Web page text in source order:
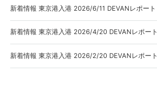
新着情報 東京港入港 2026/6/11 DEVANレポート
新着情報 東京港入港 2026/4/20 DEVANレポート
新着情報 東京港入港 2026/2/20 DEVANレポート